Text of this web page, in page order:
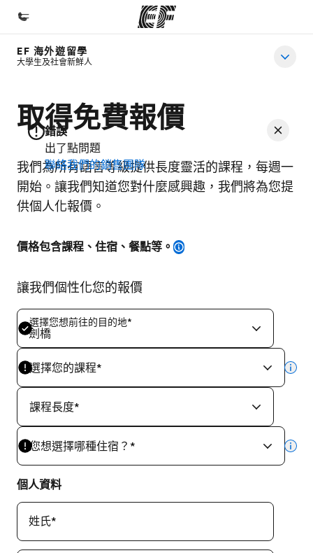
首頁
課程
查看所有EF提供的課程
辦公室
查找您附近的辦公室
公司資訊
加入我們
EF 海外遊留學
大學生及社會新鮮人
取得免費報價
我們為所有語言等級提供長度靈活的課程，每週一
開始。讓我們知道您對什麼感興趣，我們將為您提
供個人化報價。
價格包含課程、住宿、餐點等。
讓我們個性化您的報價
選擇您想前往的目的地*
劍橋
選擇您的課程*
課程長度*
您想選擇哪種住宿？ *
個人資料
姓氏*
錯誤
出了點問題
聯絡我們的銷售團隊